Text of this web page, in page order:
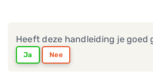
Heeft deze handleiding je goed
Ja Nee